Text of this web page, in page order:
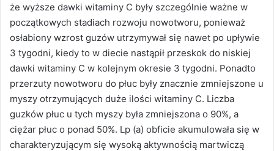
że wyższe dawki witaminy C były szczególnie ważne w
początkowych stadiach rozwoju nowotworu, ponieważ
osłabiony wzrost guzów utrzymywał się nawet po upływie
3 tygodni, kiedy to w diecie nastąpił przeskok do niskiej
dawki witaminy C w kolejnym okresie 3 tygodni. Ponadto
przerzuty nowotworu do płuc były znacznie zmniejszone u
myszy otrzymujących duże ilości witaminy C. Liczba
guzków płuc u tych myszy była zmniejszona o 90%, a
ciężar płuc o ponad 50%. Lp (a) obficie akumulowała się w
charakteryzującym się wysoką aktywnością martwiczą